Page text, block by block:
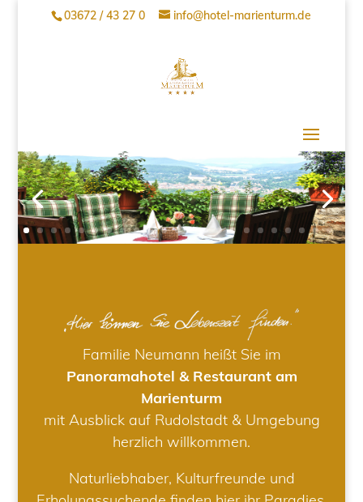
03672 / 43 27 0 info@hotel-marienturm.de
Familie Neumann heißt Sie im
Panoramahotel & Restaurant am
Marienturm
mit Ausblick auf Rudolstadt & Umgebung
herzlich willkommen.
Naturliebhaber, Kulturfreunde und